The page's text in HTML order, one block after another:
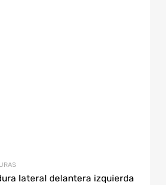
lateral delantera izquierda